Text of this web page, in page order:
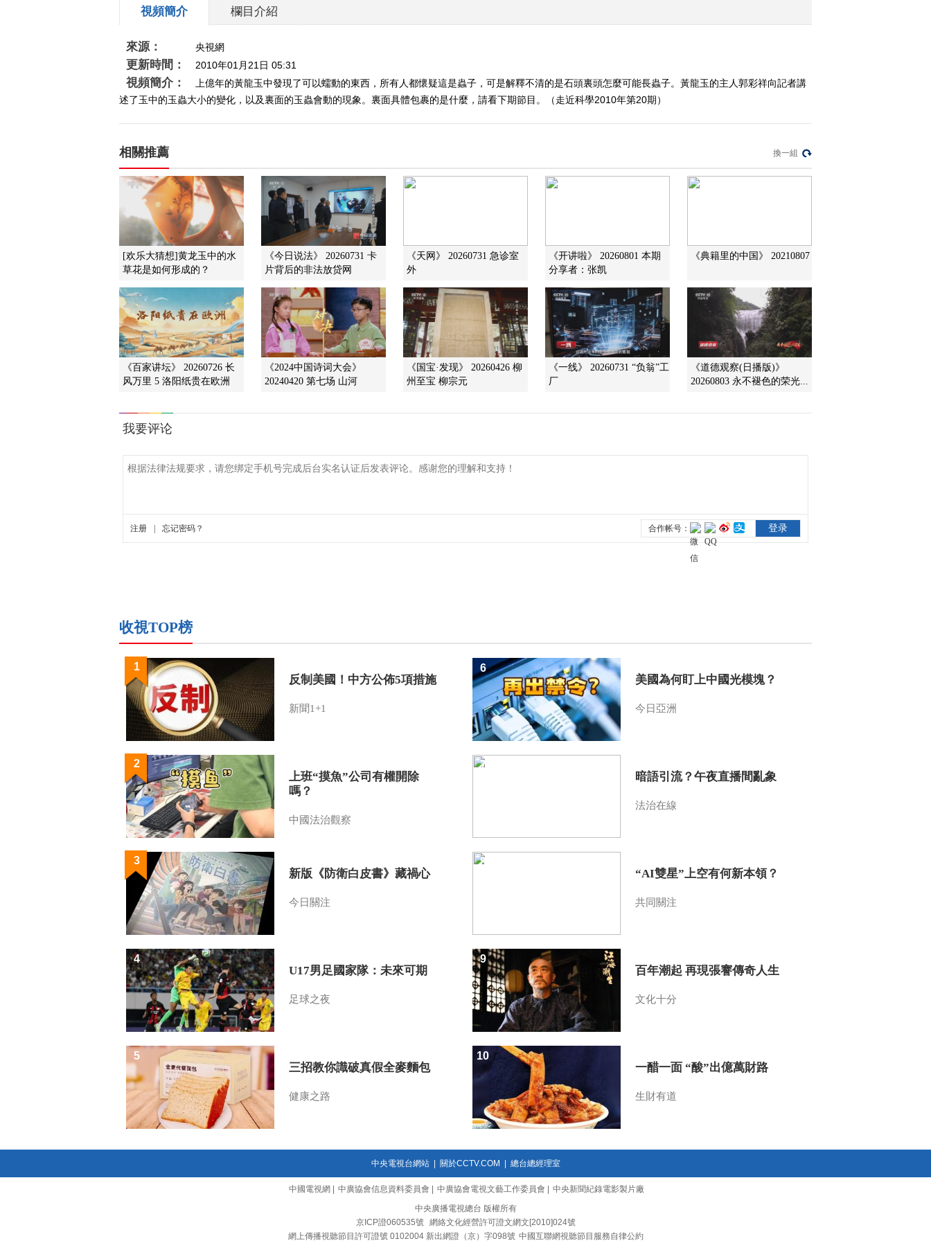
2010-01-16 00:08:18
牛粪淘金
2010-01-14 02:00:18
老屋怪影之谜
2010-01-13 05:58:58
碎玉下的亡灵 宫廷秘案
2010-01-10 08:01:02
2010-01-07 03:06:07
谁在塔中哭泣 上
2010-01-03 02:11:43
視頻簡介 欄目介紹
來源： 央視網
更新時間： 2010年01月21日 05:31
視頻簡介：
上億年的黃龍玉中發現了可以蠕動的東西，所有人都懷疑這是蟲子，可是解釋不清的是石頭裏頭怎麼可能長蟲子。黃龍玉的主人郭彩祥向記者講
述了玉中的玉蟲大小的變化，以及裏面的玉蟲會動的現象。裏面具體包裹的是什麼，請看下期節目。（走近科學2010年第20期）
相關推薦 換一組
[欢乐大猜想]黄龙玉中的水
草花是如何形成的？
《今日说法》 20260731 卡
片背后的非法放贷网
《天网》 20260731 急诊室
外
《开讲啦》 20260801 本期
分享者：张凯
《典籍里的中国》 20210807
《百家讲坛》 20260726 长
风万里 5 洛阳纸贵在欧洲
《2024中国诗词大会》
20240420 第七场 山河
《国宝·发现》 20260426 柳
州至宝 柳宗元
《一线》 20260731 “负翁”工
厂
《道德观察(日播版)》
20260803 永不褪色的荣光...
收視TOP榜
反制美國！中方公佈5項措施
新聞1+1
1
上班“摸魚”公司有權開除
嗎？
中國法治觀察
2
新版《防衛白皮書》藏禍心
今日關注
3
U17男足國家隊：未來可期
足球之夜
4
三招教你識破真假全麥麵包
健康之路
5
美國為何盯上中國光模塊？
今日亞洲
6
暗語引流？午夜直播間亂象
法治在線
7
“AI雙星”上空有何新本領？
共同關注
8
百年潮起 再現張謇傳奇人生
文化十分
9
一醋一面 “酸”出億萬財路
生財有道
10
中央電視台網站| 關於CCTV.COM 總台總經理室
中國電視網 中廣協會信息資料委員會 中廣協會電視文藝工作委員會
中央新聞紀錄電影製片廠
中央廣播電視總台 版權所有
京ICP證060535號
網絡文化經營許可證文網文[2010]024號
網上傳播視聽節目許可證號 0102004 新出網證（京）字098號 中國互聯網視聽節目服務自律公約